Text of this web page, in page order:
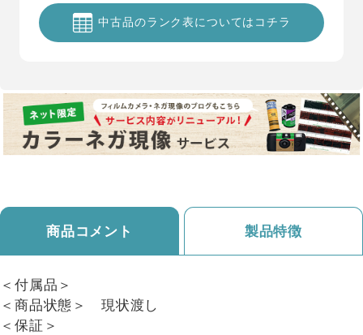
中古品のランク表についてはコチラ
商品コメント 製品特徴
＜付属品＞
＜商品状態＞ 現状渡し
＜保証＞